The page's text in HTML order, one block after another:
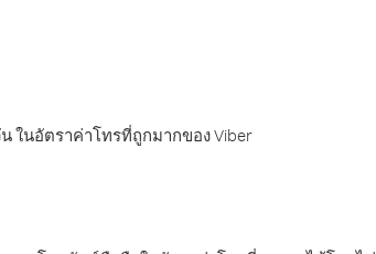
ในอัตราค่าโทรที่ถูกมากของ Viber